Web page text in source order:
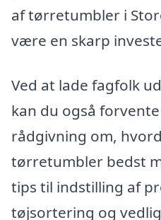
af tørretumbler i
være en skarp
Ved at lade fagfolk
kan du også
rådgivning om,
tørretumbler bedst
tips til indstilling af
tøjsortering og